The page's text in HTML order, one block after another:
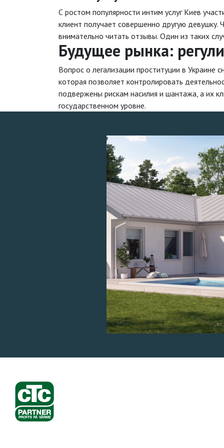
С ростом популярности интим услуг Киев
клиент получает совершенно другую
внимательно читать отзывы. Один из таких
Будущее рынка:
Вопрос о легализации проституции в
которая позволяет контролировать
подвержены рискам насилия и шантажа, а их
государственном уровне.